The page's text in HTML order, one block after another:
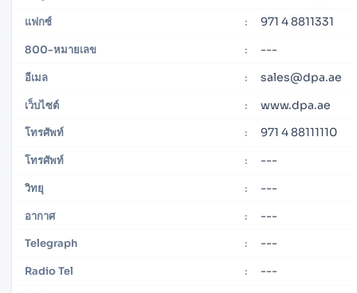
แฟกซ์ : 971 4 8811331
800-หมายเลข : ---
อีเมล : sales@dpa.ae
เว็บไซต์ : www.dpa.ae
โทรศัพท์ : 971 4 88111110
โทรศัพท์ : ---
วิทยุ : ---
อากาศ : ---
Telegraph : ---
Radio Tel : ---